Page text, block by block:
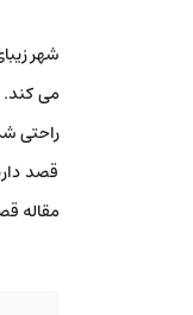
شهر
می‌ کند.
راحتی
قصد
مقاله